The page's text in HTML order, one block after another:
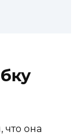
что она